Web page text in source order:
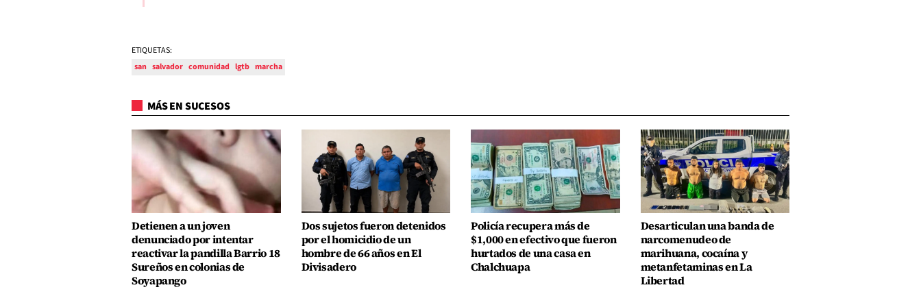
ETIQUETAS:
san salvador comunidad lgtb marcha
MÁS EN SUCESOS
Detienen a un joven
denunciado por intentar
reactivar la pandilla Barrio 18
Sureños en colonias de
Soyapango
Dos sujetos fueron detenidos
por el homicidio de un
hombre de 66 años en El
Divisadero
Policía recupera más de
$1,000 en efectivo que fueron
hurtados de una casa en
Chalchuapa
Desarticulan una banda de
narcomenudeo de
marihuana, cocaína y
metanfetaminas en La
Libertad